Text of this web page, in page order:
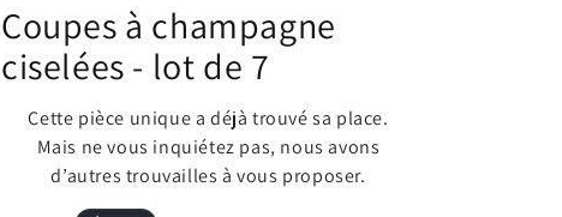
Coupes à champagne
ciselées - lot de 7
Cette pièce unique a déjà trouvé sa place.
Mais ne vous inquiétez pas, nous avons
d’autres trouvailles à vous proposer.